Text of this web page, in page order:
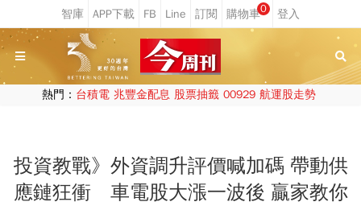
0
熱門： 台積電 兆豐金配息 股票抽籤 00929 航運股走勢
投資教戰》外資調升評價喊加碼 帶動供
應鏈狂衝 車電股大漲一波後 贏家教你